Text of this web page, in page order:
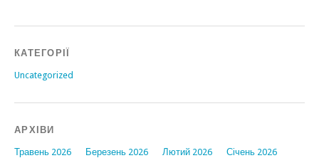
КАТЕГОРІЇ
Uncategorized
АРХІВИ
Травень 2026 Березень 2026 Лютий 2026
Січень 2026